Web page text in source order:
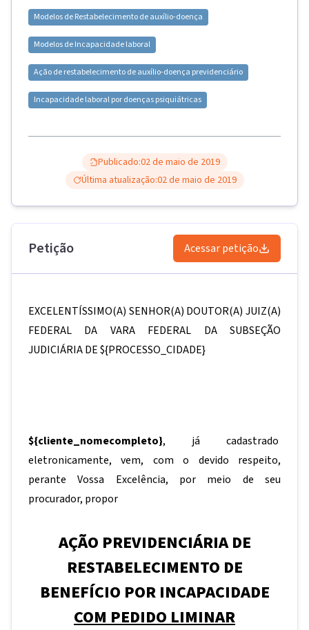
Modelos deRestabelecimento de auxílio-doença
Modelos deIncapacidade laboral
Ação de restabelecimento de auxílio-doença previdenciário
Incapacidade laboral por doenças psiquiátricas
Publicado:02 de maio de 2019
Última atualização:02 de maio de 2019
Petição Acessar petição
EXCELENTÍSSIMO(A) SENHOR(A) DOUTOR(A) JUIZ(A)
FEDERAL DA VARA FEDERAL DA SUBSEÇÃO
JUDICIÁRIA DE${PROCESSO_CIDADE}
${cliente_nomecompleto}, já cadastrado
eletronicamente, vem, com o devido respeito,
perante Vossa Excelência, por meio de seu
procurador, propor
AÇÃO PREVIDENCIÁRIA DE
RESTABELECIMENTO DE
BENEFÍCIO POR INCAPACIDADE
COM PEDIDO LIMINAR